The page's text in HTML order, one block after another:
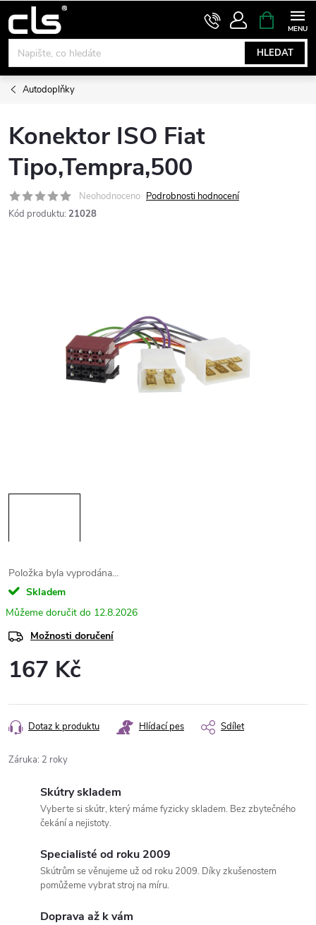
na
obsah
HLEDAT
NÁKUPNÍ
KOŠÍK
Autodoplňky
Konektor ISO Fiat
Tipo,Tempra,500
Neohodnoceno Podrobnosti hodnocení
Kód produktu: 21028
Položka byla vyprodána…
Skladem
12.8.2026
Možnosti doručení
167 Kč
cena:
Dotaz k produktu Hlídací pes Sdílet
Záruka: 2 roky
Skútry skladem
Vyberte si skútr, který máme fyzicky skladem. Bez zbytečného
čekání a nejistoty.
Specialisté od roku 2009
Skútrům se věnujeme už od roku 2009. Díky zkušenostem
pomůžeme vybrat stroj na míru.
Doprava až k vám